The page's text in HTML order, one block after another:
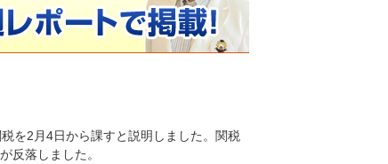
を2月4日から課すと説明しました。関税
反落しました。